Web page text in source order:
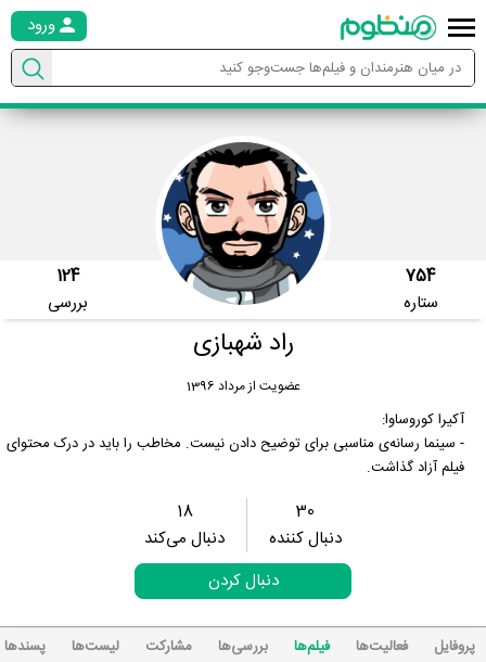
ورود
754
ستاره
124
بررسی
راد شهبازی
عضویت از مرداد 1396
آکیرا کوروساوا:
- سینما رسانه‌ی مناسبی برای توضیح دادن نیست. مخاطب را باید در درک محتوای
فیلم آزاد گذاشت.
30
دنبال کننده
18
دنبال می‌کند
دنبال کردن
پروفایل فعالیت‌ها فیلم‌ها بررسی‌ها مشارکت لیست‌ها پسند‌ها